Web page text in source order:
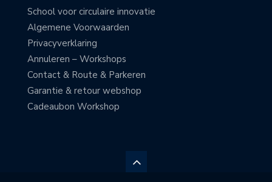
School voor circulaire innovatie
Algemene Voorwaarden
Privacyverklaring
Annuleren – Workshops
Contact & Route & Parkeren
Garantie & retour webshop
Cadeaubon Workshop